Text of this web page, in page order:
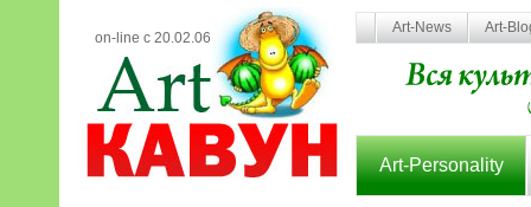
on-line с 20.02.06
Art-News Art-
Art-Personality